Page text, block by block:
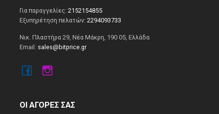
Για παραγγελίες:2152154855
Εξυπηρέτηση πελατών:2294093733
Νικ. Πλαστήρα 29, Νέα Μάκρη, 190 05, Ελλάδα
Email: sales@bitprice.gr
ΟΙ ΑΓΟΡΕΣ ΣΑΣ